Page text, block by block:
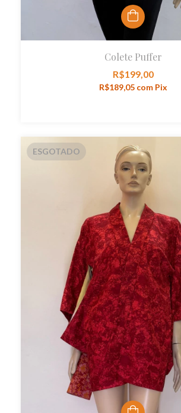
Colete Puffer
R$199,00
R$189,05 com Pix
ESGOTADO